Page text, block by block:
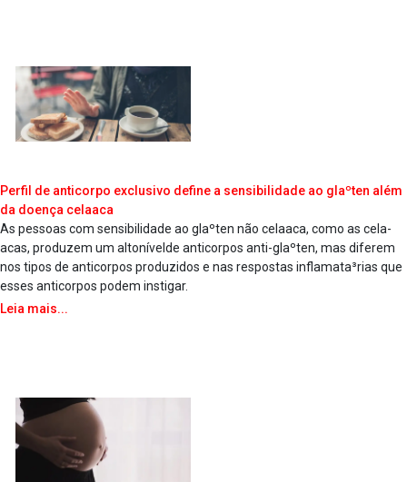
Perfil de anticorpo exclusivo define a sensibilidade ao glaºten além
da doença cela­aca
As pessoas com sensibilidade ao glaºten não cela­aca, como as cela­
acas, produzem um altonívelde anticorpos anti-glaºten, mas diferem
nos tipos de anticorpos produzidos e nas respostas inflamata³rias que
esses anticorpos podem instigar.
Leia mais...